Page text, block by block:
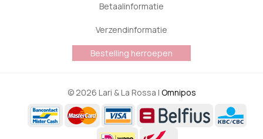
Betaalinformatie
Verzendinformatie
Bestelling herroepen
© 2026 Lari & La Rossa | Omnipos